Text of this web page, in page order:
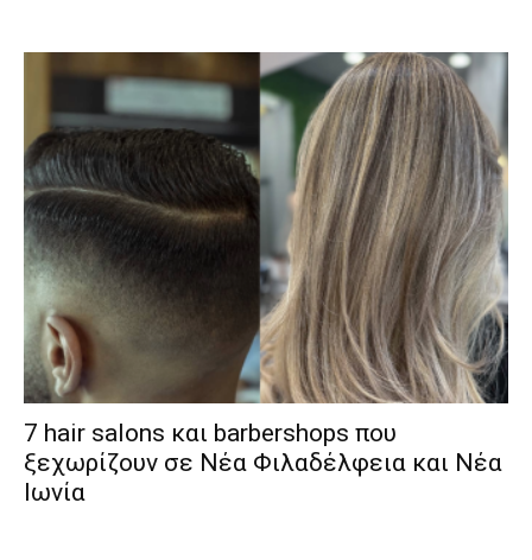
7 hair salons και barbershops που
ξεχωρίζουν σε Νέα Φιλαδέλφεια και Νέα
Ιωνία